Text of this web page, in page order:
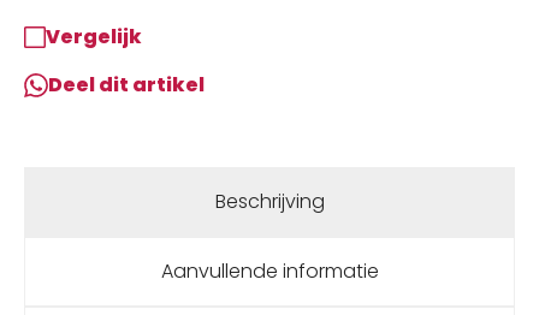
Vergelijk
Deel dit artikel
Beschrijving
Aanvullende informatie